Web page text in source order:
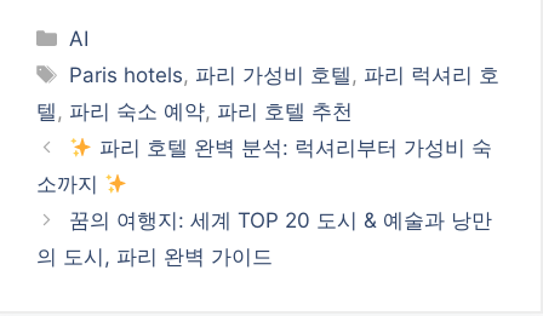
Categories
AI
Tags
Paris hotels, 파리 가성비 호텔, 파리 럭셔리 호
텔, 파리 숙소 예약, 파리 호텔 추천
파리 호텔 완벽 분석: 럭셔리부터 가성비 숙
소까지
꿈의 여행지: 세계 TOP 20 도시 & 예술과 낭만
의 도시, 파리 완벽 가이드